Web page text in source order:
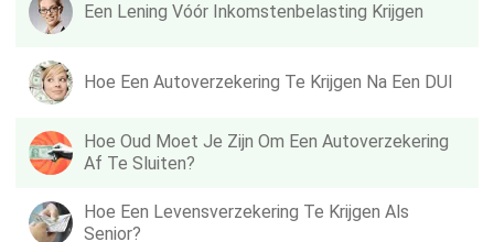
Een Lening Vóór Inkomstenbelasting Krijgen
Hoe Een Autoverzekering Te Krijgen Na Een DUI
Hoe Oud Moet Je Zijn Om Een ​​autoverzekering
Af Te Sluiten?
Hoe Een Levensverzekering Te Krijgen Als
Senior?